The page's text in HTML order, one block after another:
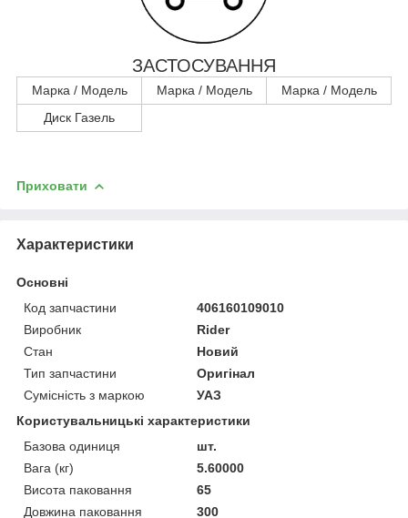
ЗАСТОСУВАННЯ
Марка / Модель Марка / Модель
Марка / Модель
Диск Газель
Приховати
Характеристики
Основні
Код запчастини
406160109010
Виробник
Rider
Стан
Новий
Тип запчастини
Оригінал
Сумісність з маркою
УАЗ
Користувальницькі характеристики
Базова одиниця
шт.
Вага (кг)
5.60000
Висота паковання
65
Довжина паковання
300